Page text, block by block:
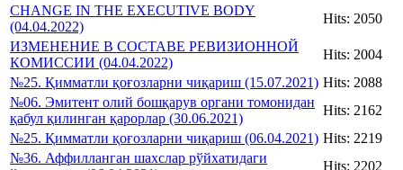
CHANGE IN THE EXECUTIVE BODY
(04.04.2022)
Hits: 2050
ИЗМЕНЕНИЕ В СОСТАВЕ РЕВИЗИОННОЙ
КОМИССИИ (04.04.2022)
Hits: 2004
№25. Қимматли қоғозларни чиқариш (15.07.2021) Hits: 2088
№06. Эмитент олий бошқарув органи томонидан
қабул қилинган қарорлар (30.06.2021)
Hits: 2162
№25. Қимматли қоғозларни чиқариш (06.04.2021) Hits: 2219
№36. Аффилланган шахслар рўйхатидаги
Hits: 2202